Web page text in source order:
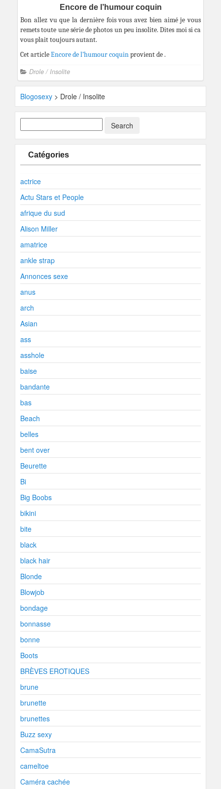
Encore de l’humour coquin
Bon allez vu que la dernière fois vous avez bien aimé je vous
remets toute une série de photos un peu insolite. Dites moi si ca
vous plait toujours autant.
Cet articleEncore de l’humour coquinprovient de.
Drole / Insolite
Blogosexy > Drole / Insolite
Catégories
actrice
Actu Stars et People
afrique du sud
Alison Miller
amatrice
ankle strap
Annonces sexe
anus
arch
Asian
ass
asshole
baise
bandante
bas
Beach
belles
bent over
Beurette
Bi
Big Boobs
bikini
bite
black
black hair
Blonde
Blowjob
bondage
bonnasse
bonne
Boots
BRÈVES EROTIQUES
brune
brunette
brunettes
Buzz sexy
CamaSutra
cameltoe
Caméra cachée